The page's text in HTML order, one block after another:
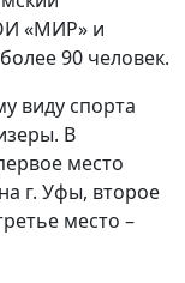
«МИР» и
90 человек.
виду спорта
В
место
г. Уфы, второе
место –